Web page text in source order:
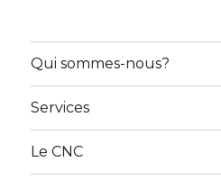
Qui sommes-nous?
Services
Le CNC